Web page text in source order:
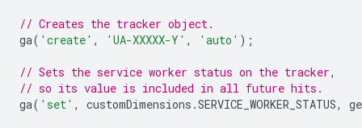
// Creates the tracker object.
ga( 'create' , 'UA-XXXXX-Y' , 'auto' );
// Sets the service worker status on the tracker,
// so its value is included in all future hits.
ga( 'set' , customDimensions .SERVICE_WORKER_STATUS,